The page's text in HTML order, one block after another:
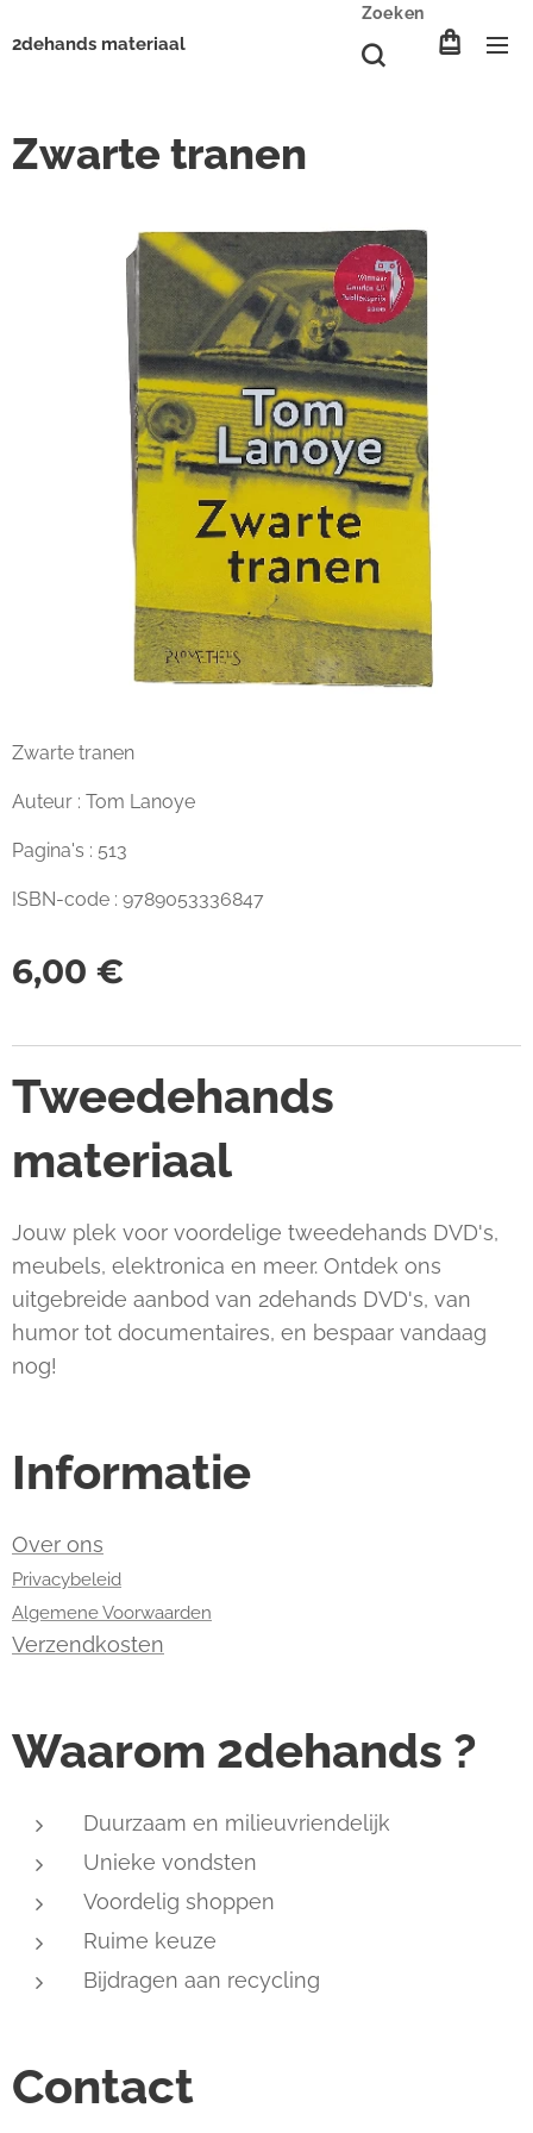
2dehands materiaal
Zoeken
Zwarte tranen
Zwarte tranen
Auteur : Tom Lanoye
Pagina's : 513
ISBN-code : 9789053336847
6,00 €
Tweedehands
materiaal
Jouw plek voor voordelige tweedehands DVD's,
meubels, elektronica en meer. Ontdek ons
uitgebreide aanbod van 2dehands DVD's, van
humor tot documentaires, en bespaar vandaag
nog!
Informatie
Over ons
Privacybeleid
Algemene Voorwaarden
Verzendkosten
Waarom 2dehands ?
Duurzaam en milieuvriendelijk
Unieke vondsten
Voordelig shoppen
Ruime keuze
Bijdragen aan recycling
Contact